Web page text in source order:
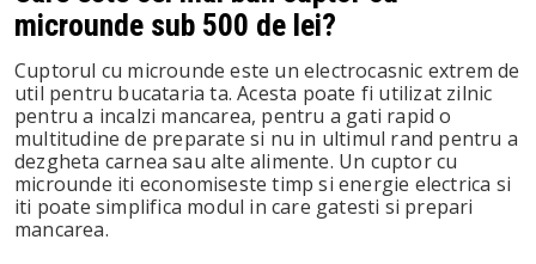
microunde sub 500 de lei?
Cuptorul cu microunde este un electrocasnic extrem de
util pentru bucataria ta. Acesta poate fi utilizat zilnic
pentru a incalzi mancarea, pentru a gati rapid o
multitudine de preparate si nu in ultimul rand pentru a
dezgheta carnea sau alte alimente. Un cuptor cu
microunde iti economiseste timp si energie electrica si
iti poate simplifica modul in care gatesti si prepari
mancarea.